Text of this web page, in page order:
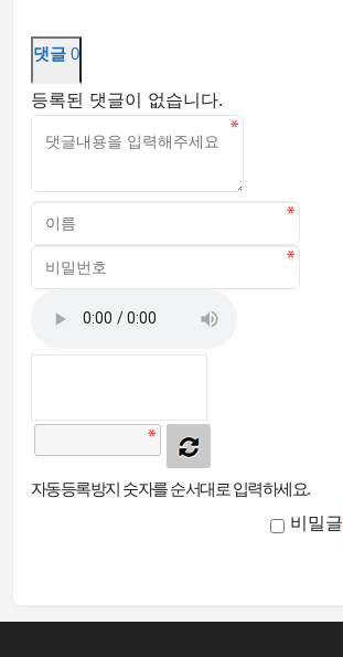
댓글 0
등록된 댓글이 없습니다.
자동등록방지 숫자를 순서대로 입력하세요.
비밀글